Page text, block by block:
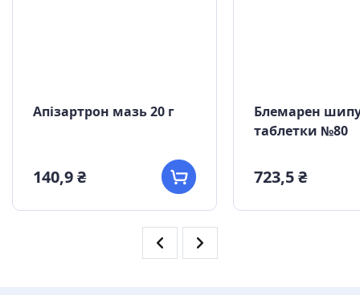
Апізартрон мазь 20 г
140,9 ₴
Блемарен
таблетки №80
723,5 ₴